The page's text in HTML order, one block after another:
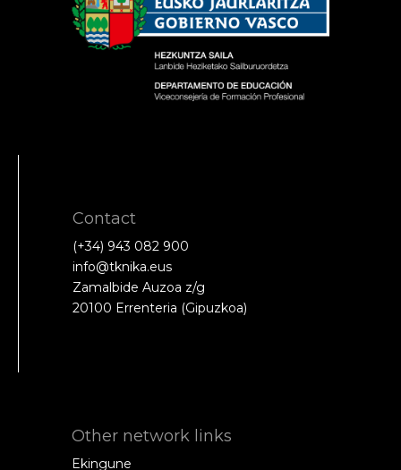
Contact
(+34) 943 082 900
info@tknika.eus
Zamalbide Auzoa z/g
20100 Errenteria (Gipuzkoa)
Other network links
Ekingune